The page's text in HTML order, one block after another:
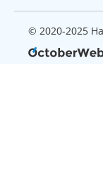
© 2020-2025